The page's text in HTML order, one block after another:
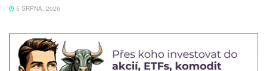
5 SRPNA, 2026